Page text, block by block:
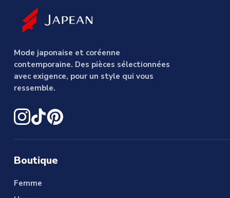
Mode japonaise et coréenne
contemporaine. Des pièces sélectionnées
avec exigence, pour un style qui vous
ressemble.
Boutique
Femme